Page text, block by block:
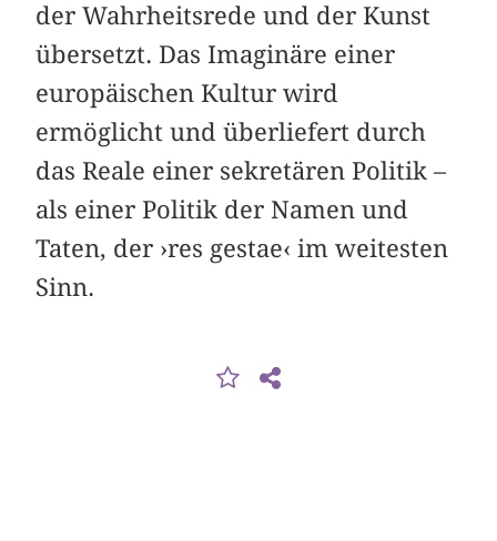
der Wahrheitsrede und der Kunst
übersetzt. Das Imaginäre einer
europäischen Kultur wird
ermöglicht und überliefert durch
das Reale einer sekretären Politik –
als einer Politik der Namen und
Taten, der ›res gestae‹ im weitesten
Sinn.